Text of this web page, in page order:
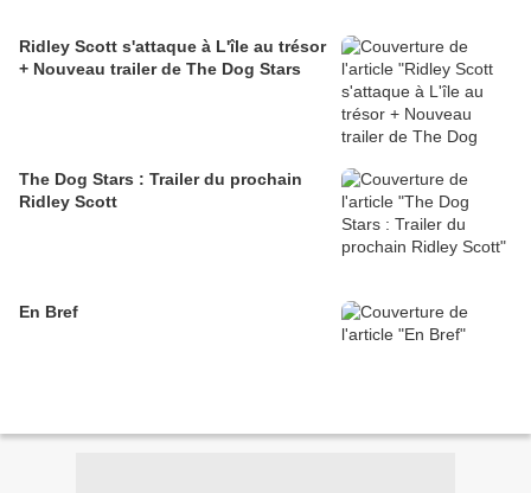
Ridley Scott s'attaque à L'île au trésor
+ Nouveau trailer de The Dog Stars
The Dog Stars : Trailer du prochain
Ridley Scott
En Bref